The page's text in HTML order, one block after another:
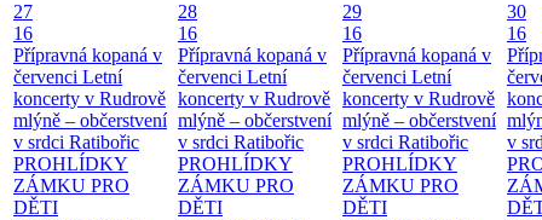
27
16
Přípravná kopaná v
červenci Letní
koncerty v Rudrově
mlýně – občerstvení
v srdci Ratibořic
PROHLÍDKY
ZÁMKU PRO
DĚTI
28
16
Přípravná kopaná v
červenci Letní
koncerty v Rudrově
mlýně – občerstvení
v srdci Ratibořic
PROHLÍDKY
ZÁMKU PRO
DĚTI
29
16
Přípravná kopaná v
červenci Letní
koncerty v Rudrově
mlýně – občerstvení
v srdci Ratibořic
PROHLÍDKY
ZÁMKU PRO
DĚTI
30
16
v